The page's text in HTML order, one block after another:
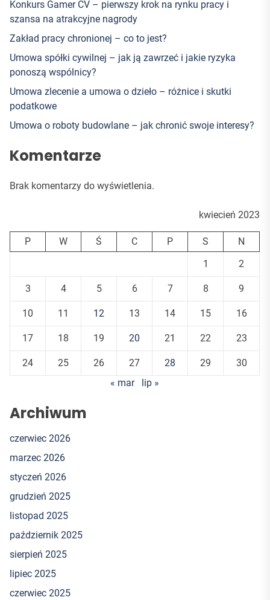
Konkurs Gamer CV – pierwszy krok na rynku pracy i
szansa na atrakcyjne nagrody
Zakład pracy chronionej – co to jest?
Umowa spółki cywilnej – jak ją zawrzeć i jakie ryzyka
ponoszą wspólnicy?
Umowa zlecenie a umowa o dzieło – różnice i skutki
podatkowe
Umowa o roboty budowlane – jak chronić swoje interesy?
Komentarze
Brak komentarzy do wyświetlenia.
kwiecień 2023
P W Ś C P S
N
1
2
3 4 5 6 7 8 9
10 11 12 13 14 15 16
17 18 19 20 21 22 23
24 25 26 27 28 29
30
« mar
lip »
Archiwum
czerwiec 2026
marzec 2026
styczeń 2026
grudzień 2025
listopad 2025
październik 2025
sierpień 2025
lipiec 2025
czerwiec 2025